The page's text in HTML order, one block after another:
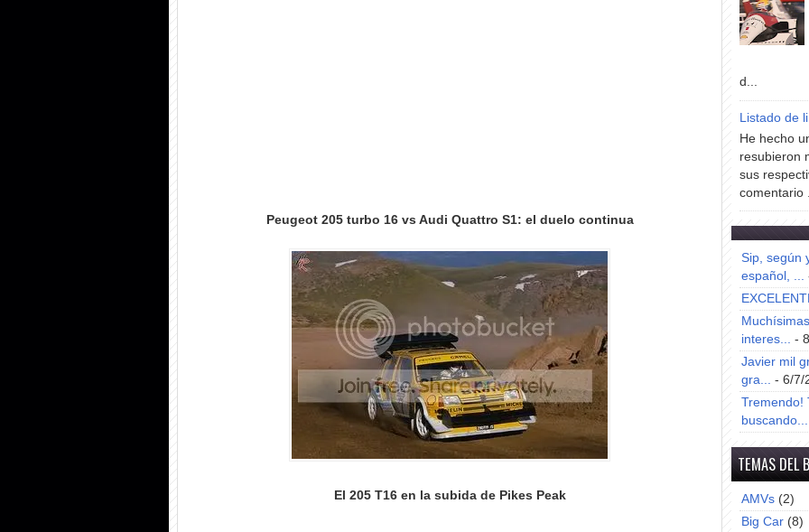
Peugeot 205 turbo 16 vs Audi Quattro S1: el duelo continua
El 205 T16 en la subida de Pikes Peak
d...
Listado de
He hecho
resubieron
sus
comentario
Sip, según
español, ...
interes... -
Javier mil
gra... - 6/7/
Tremendo!
buscando...
TEMAS DEL
AMVs (2)
Big Car (8)